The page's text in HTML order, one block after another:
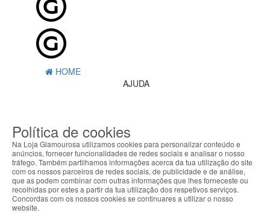
HOME
AJUDA
0 CARRINHO
EU
Filtrar por
Limpar filtros
Filtrar
Política de cookies
Na Loja Glamourosa utilizamos cookies para personalizar conteúdo e
anúncios, fornecer funcionalidades de redes sociais e analisar o nosso
tráfego. Também partilhamos informações acerca da tua utilização do site
com os nossos parceiros de redes sociais, de publicidade e de análise,
que as podem combinar com outras informações que lhes forneceste ou
recolhidas por estes a partir da tua utilização dos respetivos serviços.
Concordas com os nossos cookies se continuares a utilizar o nosso
website.